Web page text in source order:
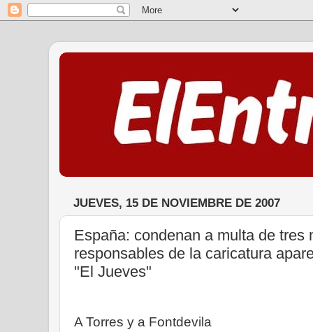
JUEVES, 15 DE NOVIEMBRE DE 2007
España: condenan a multa de tres
responsables de la caricatura
"El Jueves"
A Torres y a Fontdevila